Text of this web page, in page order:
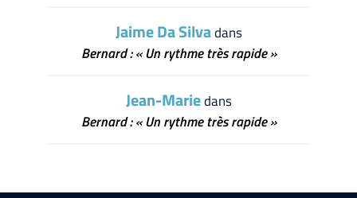
Jaime Da Silvadans
Bernard : « Un rythme très rapide »
Jean-Mariedans
Bernard : « Un rythme très rapide »